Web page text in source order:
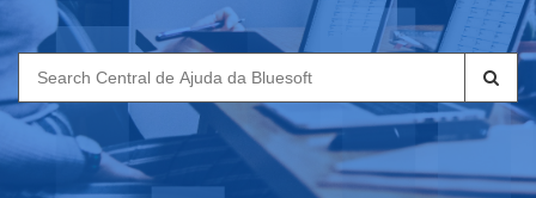
Search
for: